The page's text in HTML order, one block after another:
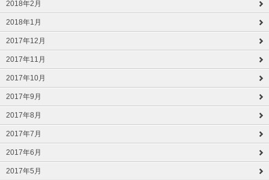
2018年2月
2018年1月
2017年12月
2017年11月
2017年10月
2017年9月
2017年8月
2017年7月
2017年6月
2017年5月